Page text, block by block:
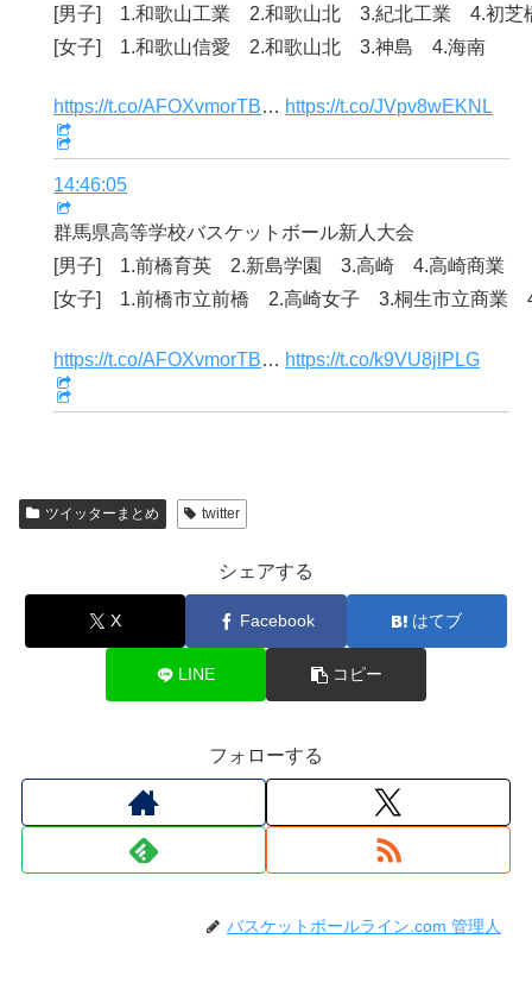
[男子] 1.和歌山工業 2.和歌山北 3.紀北工業 4.初芝
[女子] 1.和歌山信愛 2.和歌山北 3.神島 4.海南
https://t.co/AFOXvmorTB… https://t.co/JVpv8wEKNL
14:46:05
群馬県高等学校バスケットボール新人大会
[男子] 1.前橋育英 2.新島学園 3.高崎 4.高崎商業
[女子] 1.前橋市立前橋 2.高崎女子 3.桐生市立商業
https://t.co/AFOXvmorTB… https://t.co/k9VU8jlPLG
ツイッターまとめ twitter
シェアする
X Facebook はてブ
LINE コピー
フォローする
バスケットボールライン.com 管理人